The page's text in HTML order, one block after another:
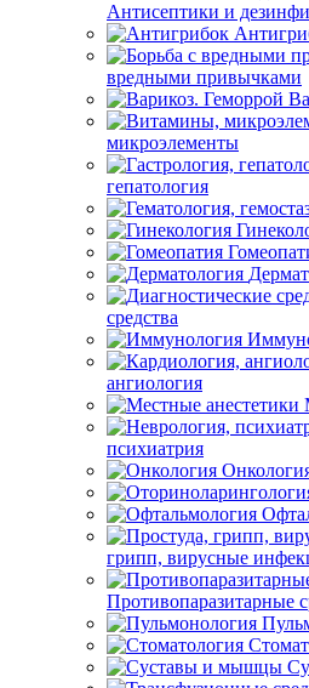
Антисептики и
вредными привычками
микроэлементы
гепатология
средства
ангиология
психиатрия
грипп, вирусные
Противопаразитарные